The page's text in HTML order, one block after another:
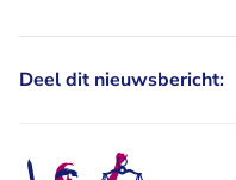
Deel dit nieuwsbericht: